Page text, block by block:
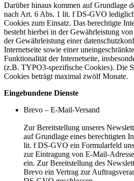
Darüber hinaus kommen auf Grundlage
nach Art. 6 Abs. 1 lit. f DS-GVO
Cookies zum Einsatz. Das berechtigte
besteht hierbei in der Gewährleistung
der Gewährleistung einer
Internetseite sowie einer
Funktionalität der Internetseite,
(z.B. TYPO3-spezifische Cookies). Die
Cookies beträgt maximal zwölf Monate.
Eingebundene Dienste
Brevo – E-Mail-Versand
Zur Bereitstellung unseres
auf Grundlage eines berechtigten
lit. f DS-GVO ein Formularfeld
zur Eintragung von E-Mail-
ein. Zur Bereitstellung des
Brevo ein Vertrag zur